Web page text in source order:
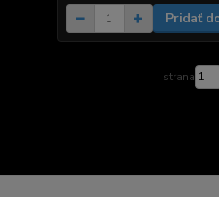
Pridať
strana